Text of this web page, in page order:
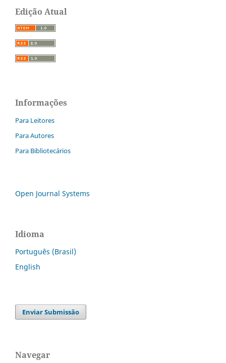
Edição Atual
Informações
Para Leitores
Para Autores
Para Bibliotecários
Open Journal Systems
Idioma
Português (Brasil)
English
Enviar Submissão
Navegar